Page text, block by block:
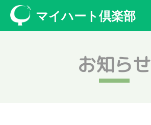
マイハート倶楽部
お知らせ